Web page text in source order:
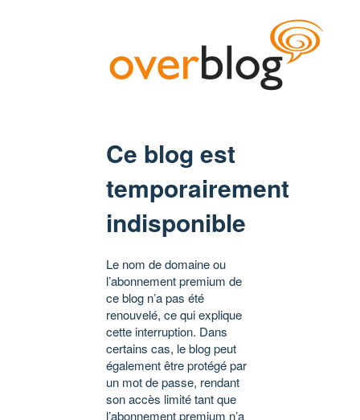
Ce blog est
temporairement
indisponible
Le nom de domaine ou
l’abonnement premium de
ce blog n’a pas été
renouvelé, ce qui explique
cette interruption. Dans
certains cas, le blog peut
également être protégé par
un mot de passe, rendant
son accès limité tant que
l’abonnement premium n’a